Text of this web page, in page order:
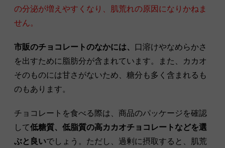
の分泌が増えやすくなり、肌荒れの原因になりかねま
せん。
市販のチョコレートのなかには、
口溶けやなめらかさ
を出すために脂肪分が含まれています。また、カカオ
そのものには甘さがないため、糖分も多く含まれるも
のもあります。
チョコレートを食べる際は、商品のパッケージを確認
して低糖質、低脂質の高カカオチョコレートなどを選
ぶと良いでしょう。ただし、過剰に摂取すると、肌荒